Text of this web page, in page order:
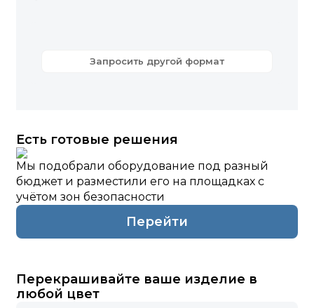
Запросить другой формат
Есть готовые решения
Мы подобрали оборудование под разный
бюджет и разместили его на площадках с
учётом зон безопасности
Перейти
Перекрашивайте ваше изделие в
любой цвет